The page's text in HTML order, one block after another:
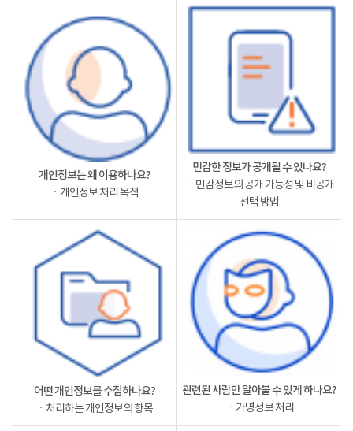
개인정보는 왜 이용하나요?
ㆍ개인정보 처리 목적
민감한 정보가 공개될 수 있나요?
ㆍ민감정보의 공개 가능성 및 비공개
선택 방법
어떤 개인정보를 수집하나요?
ㆍ처리하는 개인정보의 항목
관련된 사람만 알아볼 수 있게 하나요?
ㆍ가명정보 처리